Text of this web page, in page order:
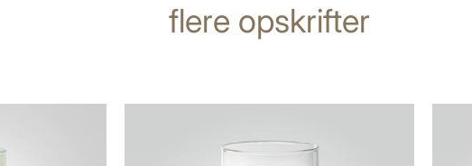
flere opskrifter